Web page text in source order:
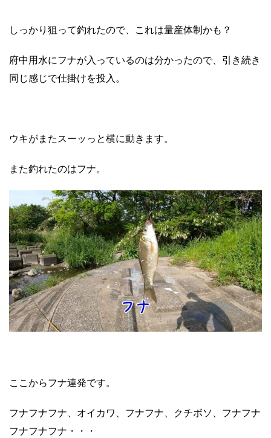
しっかり狙って釣れたので、これは量産体制かも？
府中用水にフナが入っているのは分かったので、引き続き
同じ感じで仕掛けを投入。
ウキがまたスーッっと横に動きます。
また釣れたのはフナ。
ここからフナ連発です。
フナフナフナ、オイカワ、フナフナ、クチボソ、フナフナ
フナフナフナ・・・